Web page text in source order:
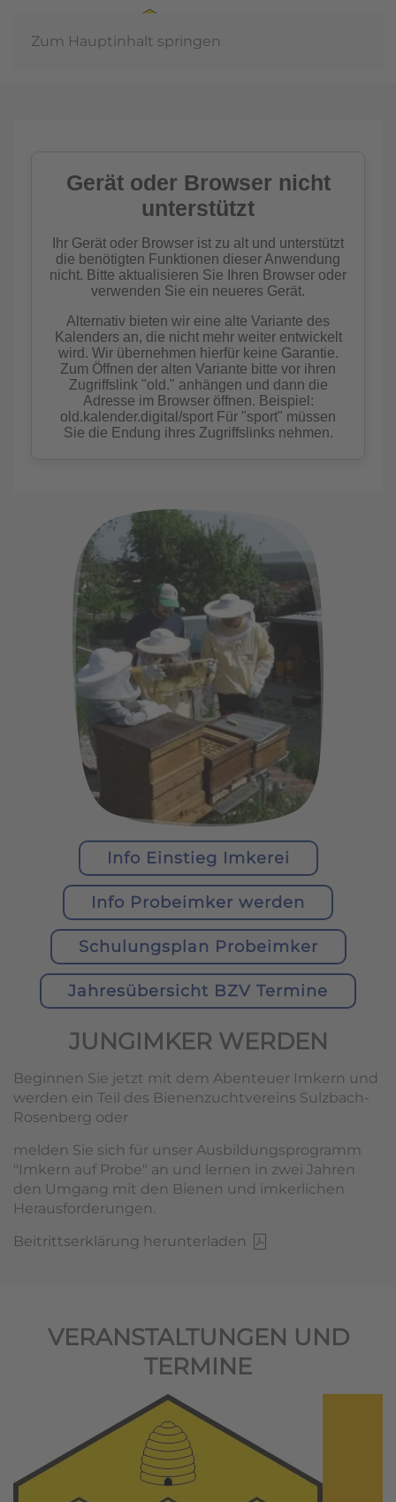
Zum Hauptinhalt springen
Imkern
Info Einstieg Imkerei
Info Probeimker werden
Schulungsplan Probeimker
Jahresübersicht BZV Termine
JUNGIMKER WERDEN
Beginnen Sie jetzt mit dem Abenteuer Imkern und
werden ein Teil des Bienenzuchtvereins Sulzbach-
Rosenberg oder
melden Sie sich für unser Ausbildungsprogramm
"Imkern auf Probe" an und lernen in zwei Jahren
den Umgang mit den Bienen und imkerlichen
Herausforderungen.
Beitrittserklärung herunterladen
VERANSTALTUNGEN UND
TERMINE